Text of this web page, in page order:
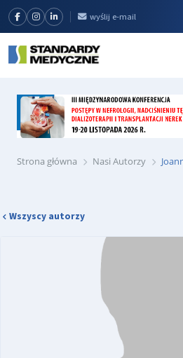
wyślij e-mail
Strona główna Nasi Autorzy
Wszyscy autorzy